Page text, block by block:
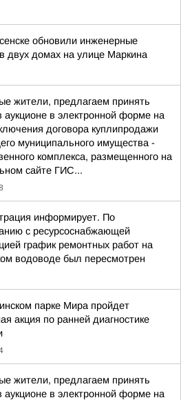
обновили инженерные
двух домах на улице Маркина
жители, предлагаем принять
аукционе в электронной форме на
договора куплипродажи
муниципального имущества -
комплекса, размещенного на
сайте ГИС...
информирует. По
с ресурсоснабжающей
график ремонтных работ на
водоводе был пересмотрен
парке Мира пройдет
акция по ранней диагностике
жители, предлагаем принять
аукционе в электронной форме на